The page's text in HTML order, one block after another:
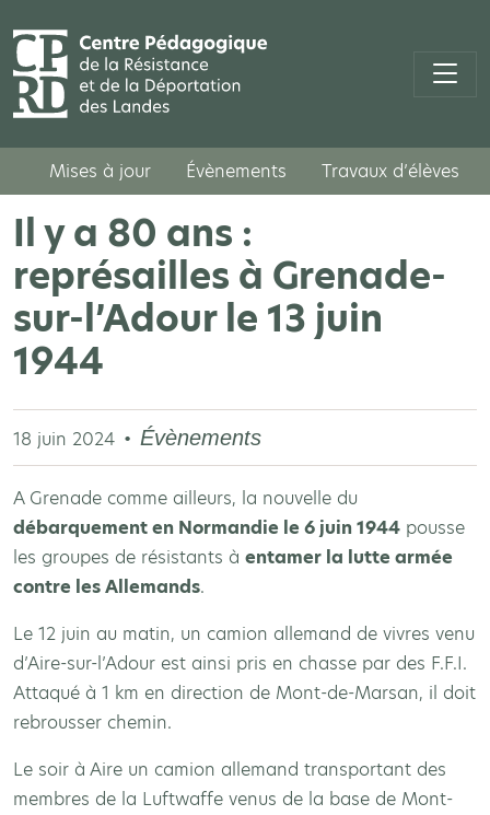
Mises à jour Évènements Travaux d’élèves
Il y a 80 ans :
représailles à Grenade-
sur-l’Adour le 13 juin
1944
18 juin 2024 Évènements
A Grenade comme ailleurs, la nouvelle du
débarquement en Normandie le 6 juin 1944 pousse
les groupes de résistants à entamer la lutte armée
contre les Allemands.
Le 12 juin au matin, un camion allemand de vivres venu
d’Aire-sur-l’Adour est ainsi pris en chasse par des F.F.I.
Attaqué à 1 km en direction de Mont-de-Marsan, il doit
rebrousser chemin.
Le soir à Aire un camion allemand transportant des
membres de la Luftwaffe venus de la base de Mont-